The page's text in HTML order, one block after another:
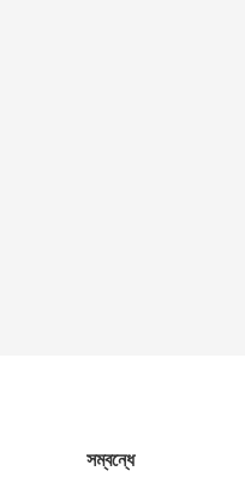
সম্বন্ধে